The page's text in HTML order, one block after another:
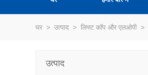
घर > उत्पाद > लिफ्ट कॉप और एलओपी >
उत्पाद